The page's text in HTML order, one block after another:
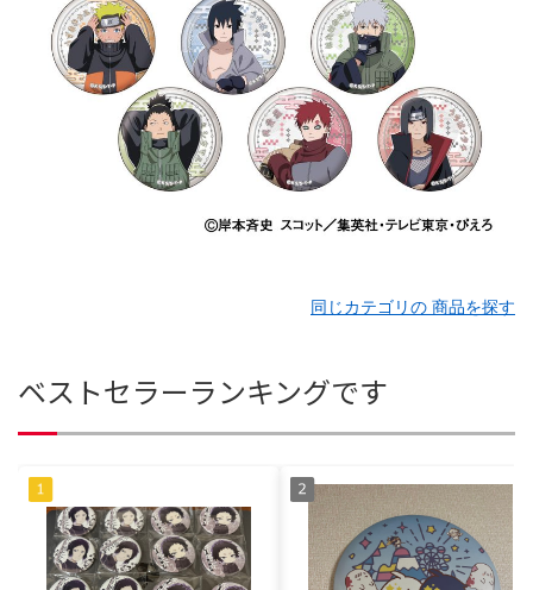
同じカテゴリの 商品を探す
ベストセラーランキングです